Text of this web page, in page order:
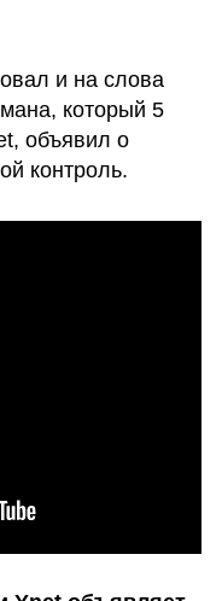
и на слова
который 5
объявил о
контроль.